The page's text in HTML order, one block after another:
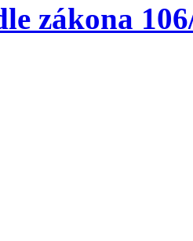
zákona